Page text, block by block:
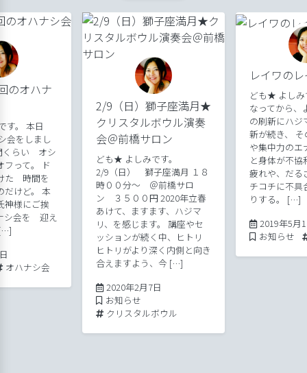
のオハナ
す。 本日
会をしまし
くらい オシ
フって。 ド
た 時間を
だけど。 本
様にご挨
シ会を 迎え
Tags:
オハナシ会
2/9（日）獅子座満月★
クリスタルボウル演奏
会＠前橋サロン
ども★ よしみです。
2/9（日） 獅子座満月 １８
時００分～ ＠前橋サロ
ン ３５００円 2020年立春
あけて、ますます、ハジマ
リ、を感じます。 講座やセ
ッションが続く中、ヒトリ
ヒトリがより深く内側と向き
合えますよう、今 […]
2020年2月7日
Posted in
お知らせ
Tags:
クリスタルボウル
レイワの
ども★ よしみ
なってから、
の刷新にハジ
新が続き、
や集中力のエ
と身体が不協
疲れや、だる
チコチに不具
りする。 […]
2019年5月
Posted in
お知らせ